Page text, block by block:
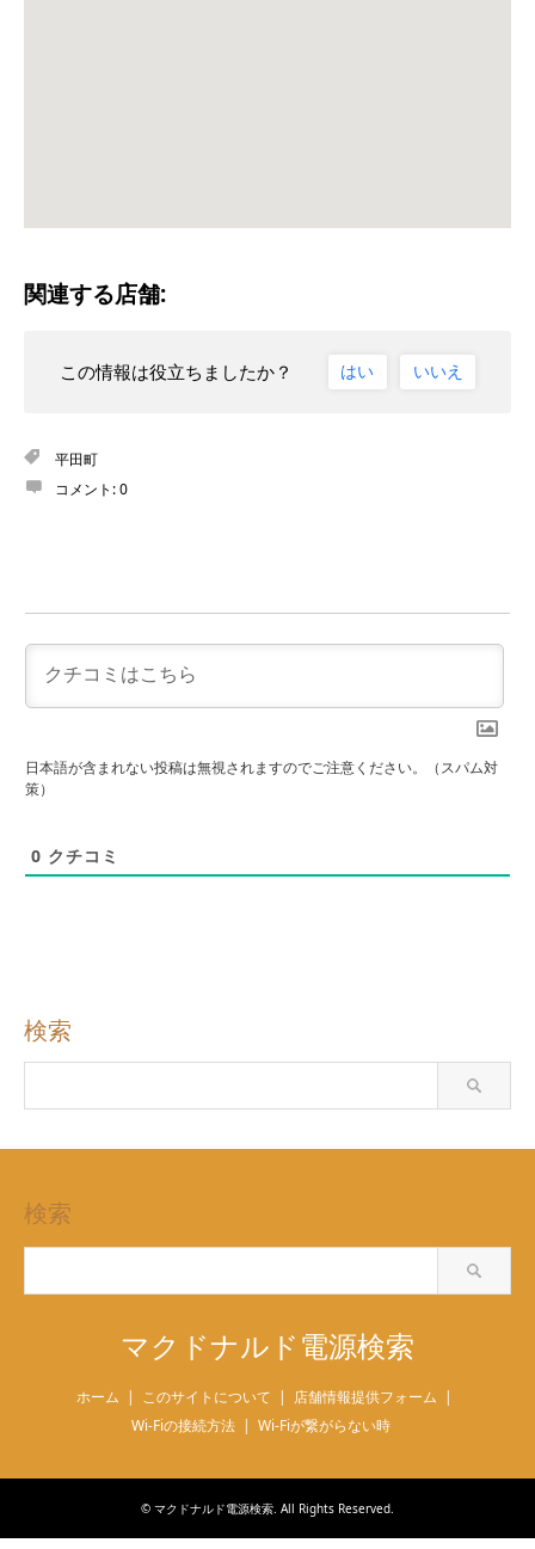
関連する店舗:
この情報は役立ちましたか？ はい いいえ
平田町
コメント:0
日本語が含まれない投稿は無視されますのでご注意ください。（スパム対
策）
0 クチコミ
検索
検索
マクドナルド電源検索
ホーム このサイトについて
店舗情報提供フォーム
Wi-Fiの接続方法
Wi-Fiが繋がらない時
© マクドナルド電源検索. All Rights Reserved.